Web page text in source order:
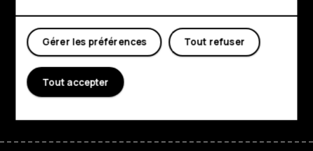
Planet and people
Assistance
FacebookInstagramTiktokYoutube
Tout refuser
Gérer les préférences
Tout accepter